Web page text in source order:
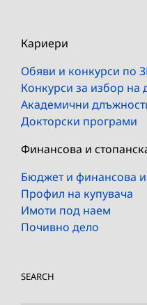
Кариери
Обяви и конкурси по
Конкурси за избор на
Академични
Докторски програми
Финансова и
Бюджет и финансова
Профил на купувача
Имоти под наем
Почивно дело
SEARCH